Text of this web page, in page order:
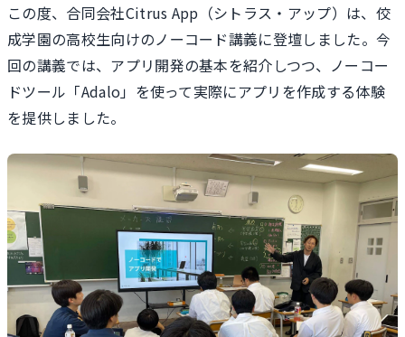
この度、合同会社Citrus App（シトラス・アップ）は、佼
成学園の高校生向けのノーコード講義に登壇しました。今
回の講義では、アプリ開発の基本を紹介しつつ、ノーコー
ドツール「Adalo」を使って実際にアプリを作成する体験
を提供しました。